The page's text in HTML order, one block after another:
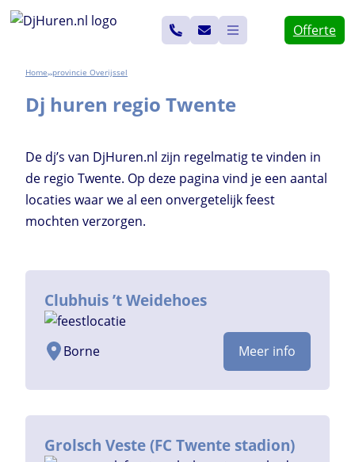
Ga
inhoud
Offerte
Home>> Overijssel
Dj huren regio Twente
De dj’s van DjHuren.nl zijn regelmatig te vinden in
de regio Twente. Op deze pagina vind je een aantal
locaties waar we al een onvergetelijk feest
mochten verzorgen.
Clubhuis ’t Weidehoes
Borne Meer info
Grolsch Veste (FC Twente stadion)